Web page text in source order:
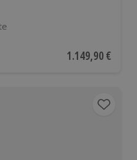
Aktueller Preis
1.149,90 €